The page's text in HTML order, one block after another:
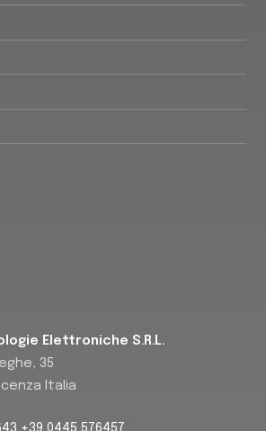
Elettroniche S.R.L.
35
Italia
+39 0445 576457